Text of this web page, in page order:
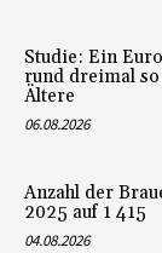
Studie: Ein
rund dreimal
Ältere
06.08.2026
Anzahl der
2025 auf 1 415
04.08.2026